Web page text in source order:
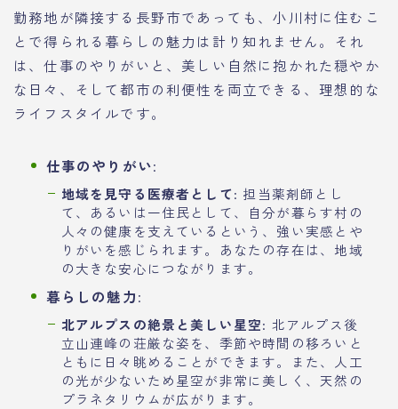
勤務地が隣接する長野市であっても、小川村に住むこ
とで得られる暮らしの魅力は計り知れません。それ
は、仕事のやりがいと、美しい自然に抱かれた穏やか
な日々、そして都市の利便性を両立できる、理想的な
ライフスタイルです。
仕事のやりがい:
地域を見守る医療者として: 担当薬剤師とし
て、あるいは一住民として、自分が暮らす村の
人々の健康を支えているという、強い実感とや
りがいを感じられます。あなたの存在は、地域
の大きな安心につながります。
暮らしの魅力:
北アルプスの絶景と美しい星空: 北アルプス後
立山連峰の荘厳な姿を、季節や時間の移ろいと
ともに日々眺めることができます。また、人工
の光が少ないため星空が非常に美しく、天然の
プラネタリウムが広がります。